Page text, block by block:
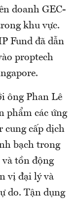
doanh GEC-
khu vực.
Fund đã dẫn
proptech
ông Phan Lê
phẩm các ứng
cung cấp dịch
bạch trong
tồn động
vị đại lý và
do. Tận dụng